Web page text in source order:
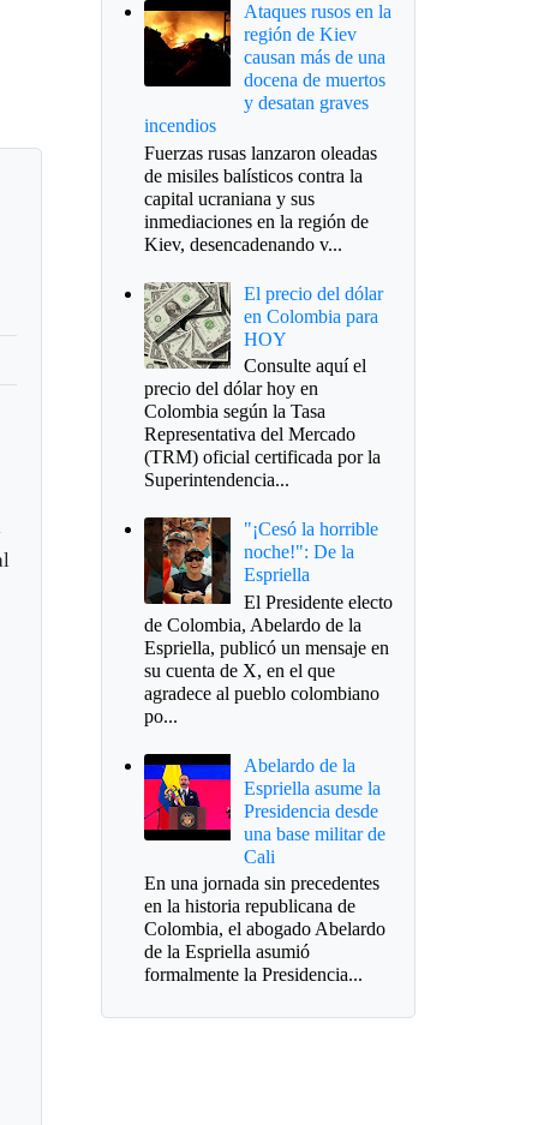
Ataques rusos en la
región de Kiev
causan más de una
docena de muertos
y desatan graves
incendios
Fuerzas rusas lanzaron oleadas
de misiles balísticos contra la
capital ucraniana y sus
inmediaciones en la región de
Kiev, desencadenando v...
El precio del dólar
en Colombia para
HOY
Consulte aquí el
precio del dólar hoy en
Colombia según la Tasa
Representativa del Mercado
(TRM) oficial certificada por la
Superintendencia...
"¡Cesó la horrible
noche!": De la
Espriella
El Presidente electo
de Colombia, Abelardo de la
Espriella, publicó un mensaje en
su cuenta de X, en el que
agradece al pueblo colombiano
po...
Abelardo de la
Espriella asume la
Presidencia desde
una base militar de
Cali
En una jornada sin precedentes
en la historia republicana de
Colombia, el abogado Abelardo
de la Espriella asumió
formalmente la Presidencia...